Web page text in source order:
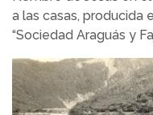
a las casas, producida
“Sociedad Araguás y